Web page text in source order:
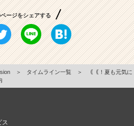
ージをシェアする
＞ タイムライン一覧 ＞
｟｟！夏も元気に
ス